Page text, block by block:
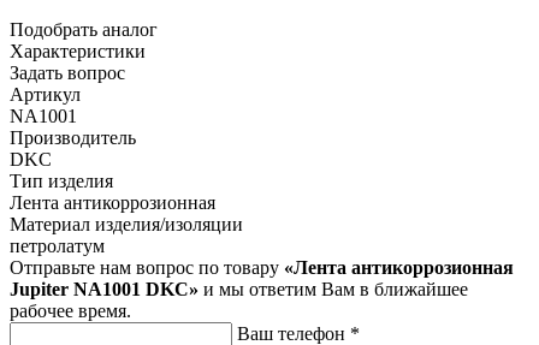
Подобрать аналог
Характеристики
Задать вопрос
Артикул
NA1001
Производитель
DKC
Тип изделия
Лента антикоррозионная
Материал изделия/изоляции
петролатум
Отправьте нам вопрос по товару «Лента антикоррозионная
Jupiter NA1001 DKC» и мы ответим Вам в ближайшее
рабочее время.
Ваш телефон *